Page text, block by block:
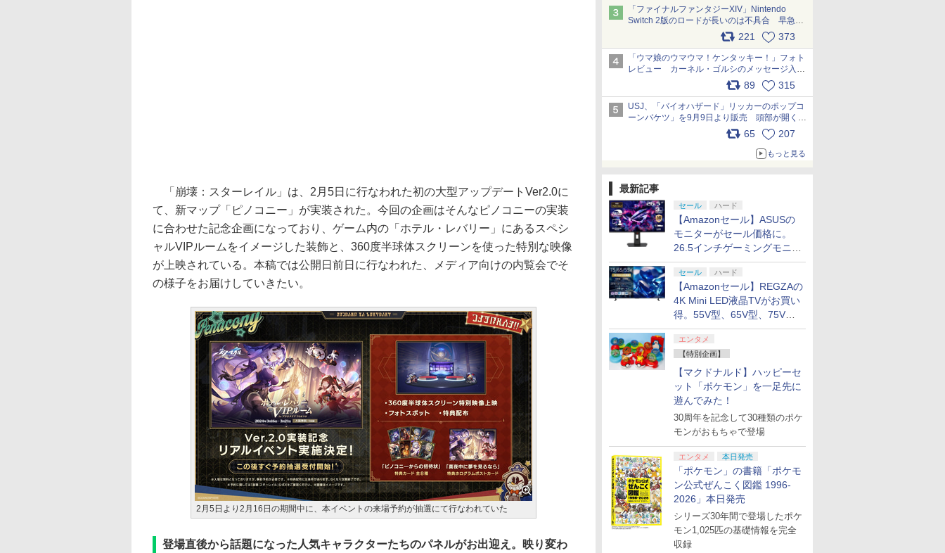
pic.x.com/Kgl04hZaeg
「ファイナルファンタジーXIV」Nintendo
Switch 2版のロードが長いのは不具合 早急に
アップデートできるよう対応中221 373
「ウマ娘のウマウマ！ケンタッキー！」フォト
レビュー カーネル・ゴルシのメッセージ入り
パッケージや描き下ろしトレカなどが登場
89 315
USJ、「バイオハザード」リッカーのポップコ
ーンバケツ」を9月9日より販売 頭部が開く仕
組み。味は恐怖を堪のう「味噌フレーバー」
65 207
もっと見る
最新記事
セール ハード
【Amazonセール】ASUSの
モニターがセール価格に。
26.5インチゲーミングモニタ
ー「ROG Strix OLED
XG27ACDMS」限定モデルも
お買い得
セール ハード
【Amazonセール】REGZAの
4K Mini LED液晶TVがお買い
得。55V型、65V型、75V型
の2026年モデルがラインナ
ップ
エンタメ
【特別企画】
【マクドナルド】ハッピーセ
ット「ポケモン」を一足先に
遊んでみた！
30周年を記念して30種類のポケ
モンがおもちゃで登場
エンタメ 本日発売
「ポケモン」の書籍「ポケモ
ン公式ぜんこく図鑑 1996-
2026」本日発売
シリーズ30年間で登場したポケ
モン1,025匹の基礎情報を完全
収録
「崩壊：スターレイル」は、2月5日に行なわれた初の大型アップデートVer2.0に
て、新マップ「ピノコニー」が実装された。今回の企画はそんなピノコニーの実装
に合わせた記念企画になっており、ゲーム内の「ホテル・レバリー」にあるスペシ
ャルVIPルームをイメージした装飾と、360度半球体スクリーンを使った特別な映像
が上映されている。本稿では公開日前日に行なわれた、メディア向けの内覧会でそ
の様子をお届けしていきたい。
2月5日より2月16日の期間中に、本イベントの来場予約が抽選にて行なわれていた
登場直後から話題になった人気キャラクターたちのパネルがお出迎え。映り変わ